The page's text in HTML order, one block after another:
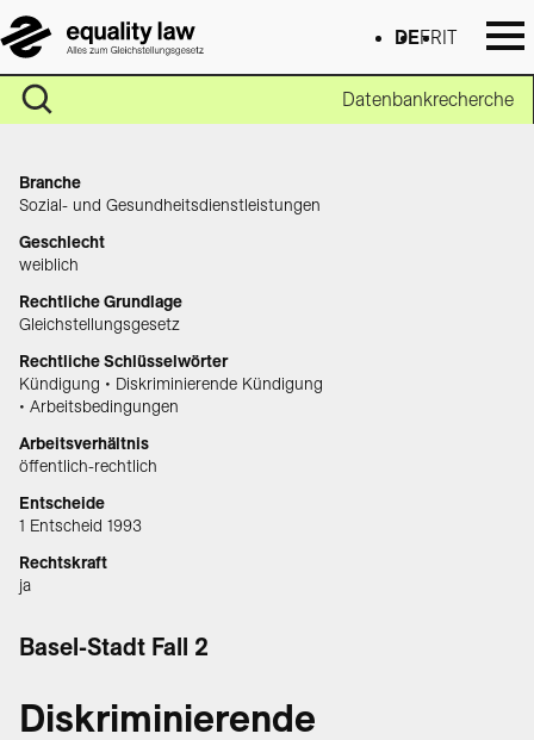
DEFR IT
Datenbankrecherche
Branche
Sozial- und Gesundheitsdienstleistungen
Geschlecht
weiblich
Rechtliche Grundlage
Gleichstellungsgesetz
Rechtliche Schlüsselwörter
Kündigung • Diskriminierende Kündigung
• Arbeitsbedingungen
Arbeitsverhältnis
öffentlich-rechtlich
Entscheide
1 Entscheid 1993
Rechtskraft
ja
Basel-Stadt Fall 2
Diskriminierende